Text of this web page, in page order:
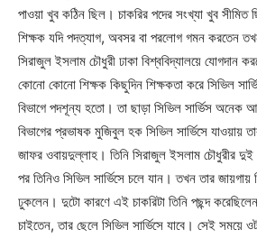
পাওয়া খুব কঠিন ছিল। চাকরির পদের সংখ্যা খুব সীমিত
শিক্ষক যদি পদত্যাগ, অবসর বা পরলোগ গমন করতেন
সিরাজুল ইসলাম চৌধুরী ঢাকা বিশ্ববিদ্যালয়ে যোগদান
কোনো কোনো শিক্ষক কিছুদিন শিক্ষকতা করে সিভিল
বিভাগে পদশূন্য হতো। তা ছাড়া সিভিল সার্ভিস অনেক
বিভাগের প্রভাষক মুজিবুল হক সিভিল সার্ভিসে যাওয়ায়
জাফর ওবায়দুল্লাহ। তিনি সিরাজুল ইসলাম চৌধুরীর
পর তিনিও সিভিল সার্ভিসে চলে যান। তখন তার
ঢুকলেন। দুটো কারণে এই চাকরিটা তিনি পছন্দ
চাইতেন, তার ছেলে সিভিল সার্ভিসে যাবে। সেই সময়ে